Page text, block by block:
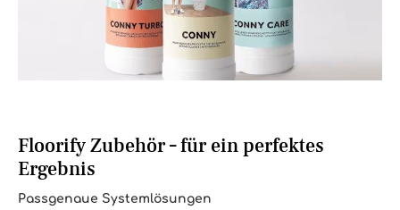
Floorify Zubehör – für ein perfektes
Ergebnis
Passgenaue Systemlösungen